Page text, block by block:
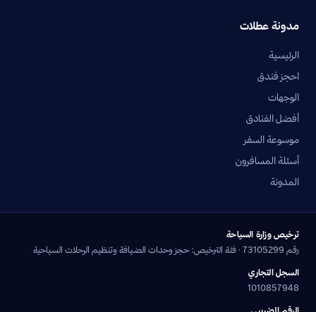
مدونة عطلات
الرئيسية
احجز فندق
الوجهات
أفضل الفنادق
موسوعة السفر
أسئلة المسافرون
المدونة
ترخيص وزارة السياحة
رقم 73105299 · فئة الترخيص: حجز وحدات الضيافة وتنظيم الرحلات السياحية
السجل التجاري
1010857948